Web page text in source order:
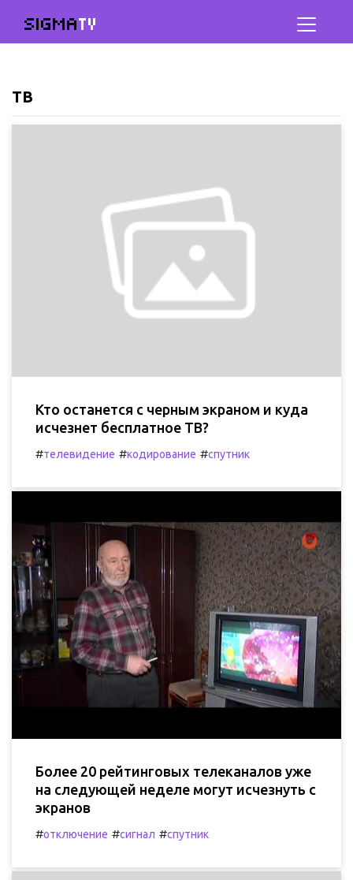
SIGMATV
ТВ
Кто останется с черным экраном и куда
исчезнет бесплатное ТВ?
#телевидение #кодирование #спутник
Более 20 рейтинговых телеканалов уже
на следующей неделе могут исчезнуть с
экранов
#отключение #сигнал #спутник